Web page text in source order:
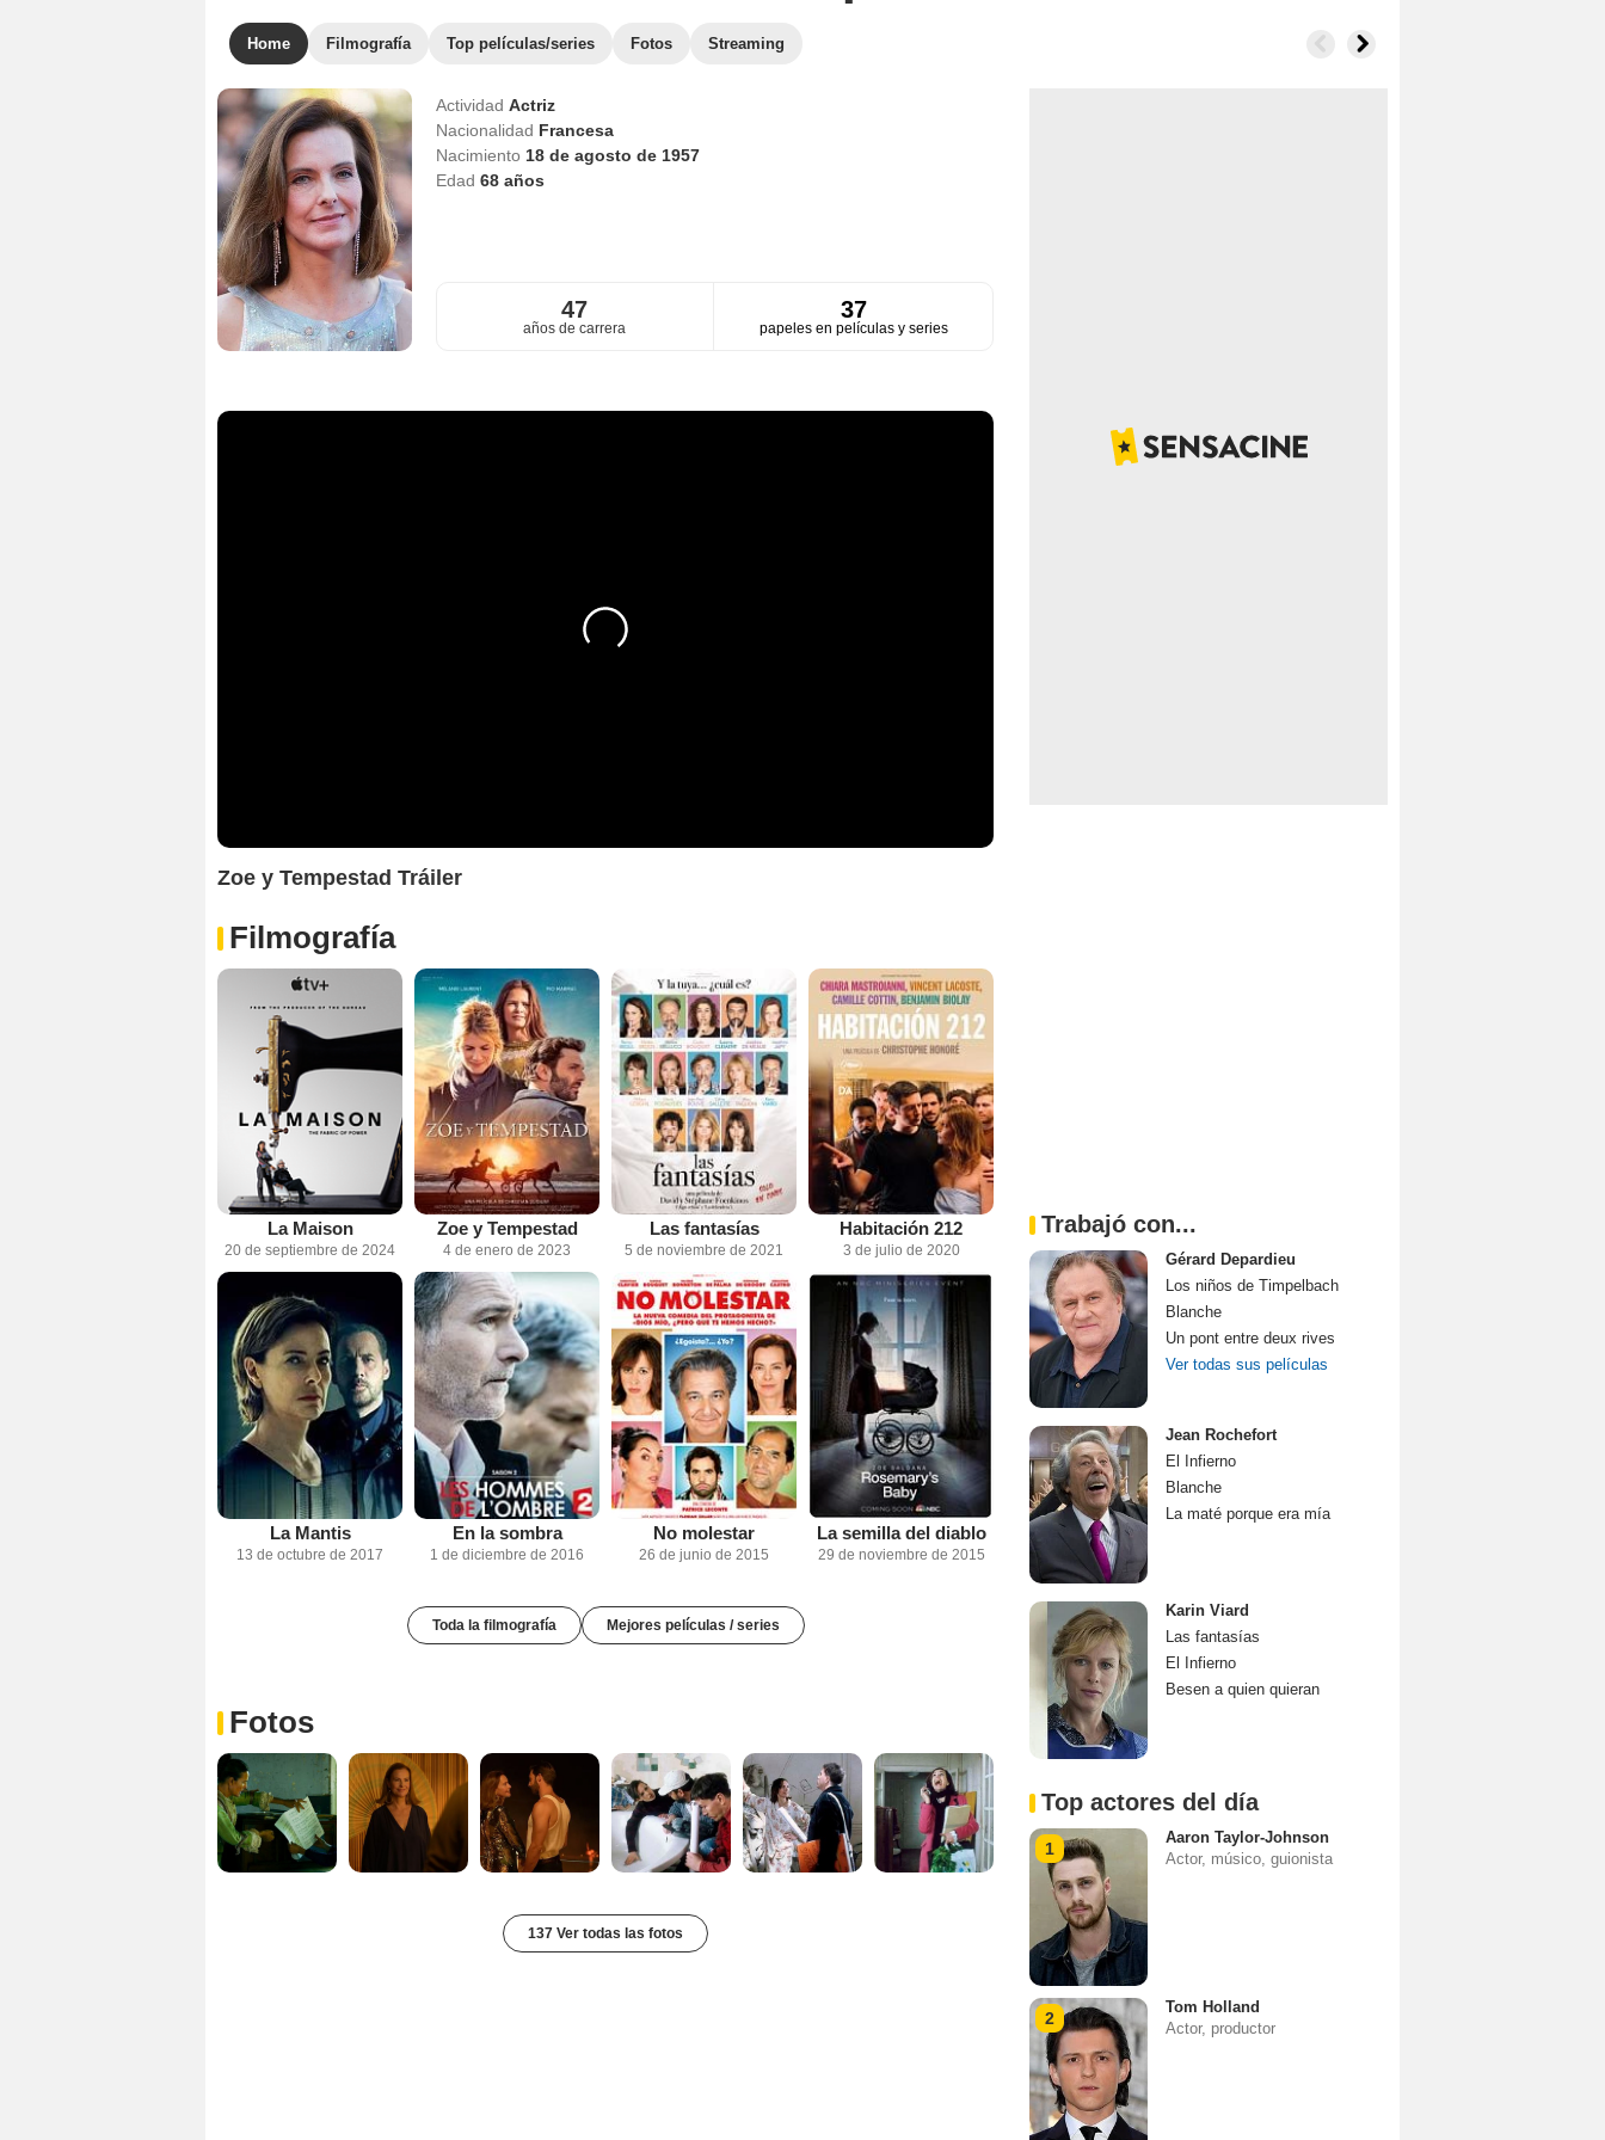
Home Filmografía Top películas/series Fotos Streaming
Actividad Actriz
Nacionalidad Francesa
Nacimiento 18 de agosto de 1957
Edad 68años
47
años de carrera
37
papeles en películas y series
Zoe y Tempestad Tráiler
Filmografía
La Maison
20 de septiembre de 2024
Zoe y Tempestad
4 de enero de 2023
Las fantasías
5 de noviembre de 2021
Habitación 212
3 de julio de 2020
La Mantis
13 de octubre de 2017
En la sombra
1 de diciembre de 2016
No molestar
26 de junio de 2015
La semilla del diablo
29 de noviembre de 2015
Toda la filmografía Mejores películas / series
Fotos
137 Ver todas las fotos
Trabajó con...
Gérard Depardieu
Los niños de Timpelbach
Blanche
Un pont entre deux rives
Ver todas sus películas
Jean Rochefort
El Infierno
Blanche
La maté porque era mía
Karin Viard
Las fantasías
El Infierno
Besen a quien quieran
Top actores del día
1
Aaron Taylor-Johnson
Actor, músico, guionista
2
Tom Holland
Actor, productor